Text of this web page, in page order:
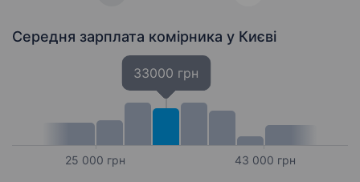
Середня зарплата комірника у Києві
25 000 грн
33000 грн
43 000 грн